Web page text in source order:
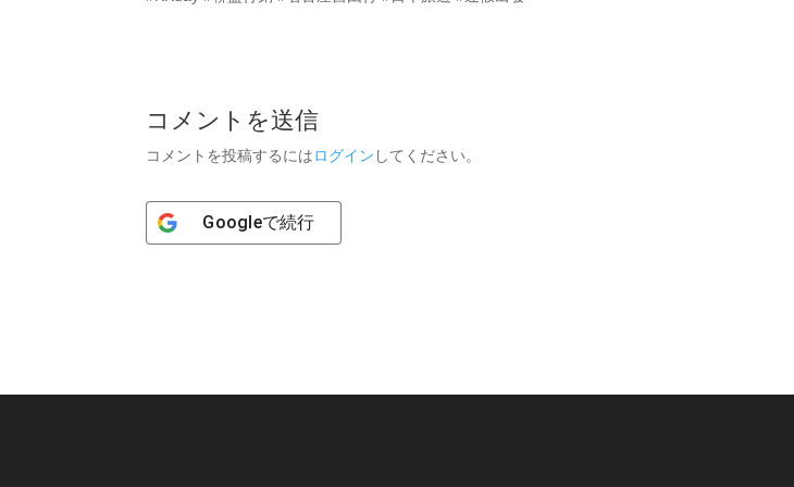
コメントを送信
コメントを投稿するにはログイン してください。
Googleで続行